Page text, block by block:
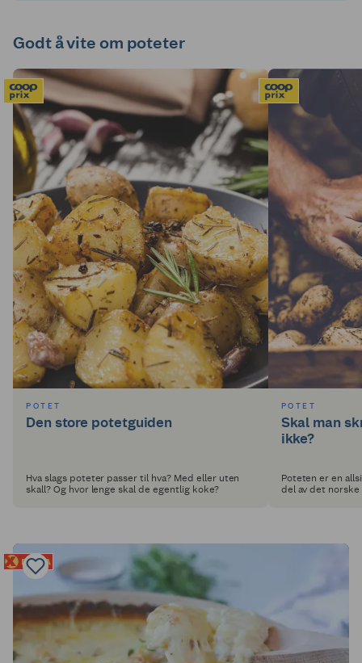
Godt å vite om poteter
POTET
Den store potetguiden
Hva slags poteter passer til hva? Med eller uten
skall? Og hvor lenge skal de egentlig koke?
POTET
Skal man
ikke?
Poteten er en
del av det